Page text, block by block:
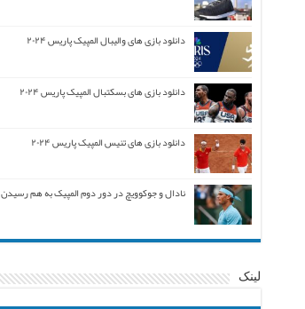
دانلود بازی های والیبال المپیک پاریس ۲۰۲۴
دانلود بازی های بسکتبال المپیک پاریس ۲۰۲۴
دانلود بازی های تنیس المپیک پاریس ۲۰۲۴
نادال و جوکوویچ در دور دوم المپیک به هم رسیدن
لینک